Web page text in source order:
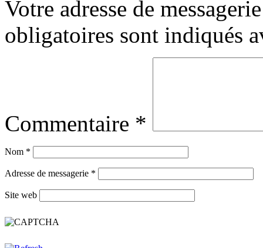
Votre adresse de
obligatoires sont indiqués
Commentaire *
Nom *
Adresse de messagerie *
Site web